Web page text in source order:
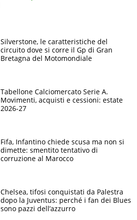
Silverstone, le caratteristiche del
circuito dove si corre il Gp di Gran
Bretagna del Motomondiale
Tabellone Calciomercato Serie A.
Movimenti, acquisti e cessioni: estate
2026-27
Fifa, Infantino chiede scusa ma non si
dimette: smentito tentativo di
corruzione al Marocco
Chelsea, tifosi conquistati da Palestra
dopo la Juventus: perché i fan dei Blues
sono pazzi dell’azzurro